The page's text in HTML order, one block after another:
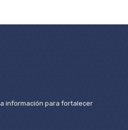
información para fortalecer